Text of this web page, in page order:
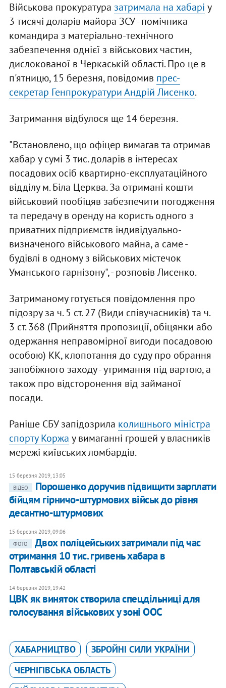
Військова прокуратура затримала на хабарі у
3 тисячі доларів майора ЗСУ - помічника
командира з матеріально-технічного
забезпечення однієї з військових частин,
дислокованої в Черкаській області. Про це в
п'ятницю, 15 березня, повідомив прес-
секретар Генпрокуратури Андрій Лисенко.
Затримання відбулося ще 14 березня.
"Встановлено, що офіцер вимагав та отримав
хабар у сумі 3 тис. доларів в інтересах
посадових осіб квартирно-експлуатаційного
відділу м. Біла Церква. За отримані кошти
військовий пообіцяв забезпечити погодження
та передачу в оренду на користь одного з
приватних підприємств індивідуально-
визначеного військового майна, а саме -
будівлі в одному з військових містечок
Уманського гарнізону", - розповів Лисенко.
Затриманому готується повідомлення про
підозру за ч. 5 ст. 27 (Види співучасників) та ч.
3 ст. 368 (Прийняття пропозиції, обіцянки або
одержання неправомірної вигоди посадовою
особою) КК, клопотання до суду про обрання
запобіжного заходу - утримання під вартою, а
також про відсторонення від займаної
посади.
Раніше СБУ запідозрила колишнього міністра
спорту Коржа у вимаганні грошей у власників
мережі київських ломбардів.
15 березня 2019, 13:05
ВІДЕО
Порошенко доручив підвищити зарплати
бійцям гірничо-штурмових військ до рівня
десантно-штурмових
15 березня 2019, 09:06
ФОТО
Двох поліцейських затримали під час
отримання 10 тис. гривень хабара в
Полтавській області
14 березня 2019, 19:42
ЦВК як виняток створила спецдільниці для
голосування військових у зоні ООС
ХАБАРНИЦТВО
ЗБРОЙНІ СИЛИ УКРАЇНИ
ЧЕРНІГІВСЬКА ОБЛАСТЬ